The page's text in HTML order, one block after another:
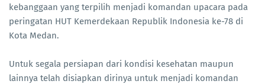
kebanggaan yang terpilih menjadi komandan upacara pada
peringatan HUT Kemerdekaan Republik Indonesia ke-78 di
Kota Medan.
Untuk segala persiapan dari kondisi kesehatan maupun
lainnya telah disiapkan dirinya untuk menjadi komandan